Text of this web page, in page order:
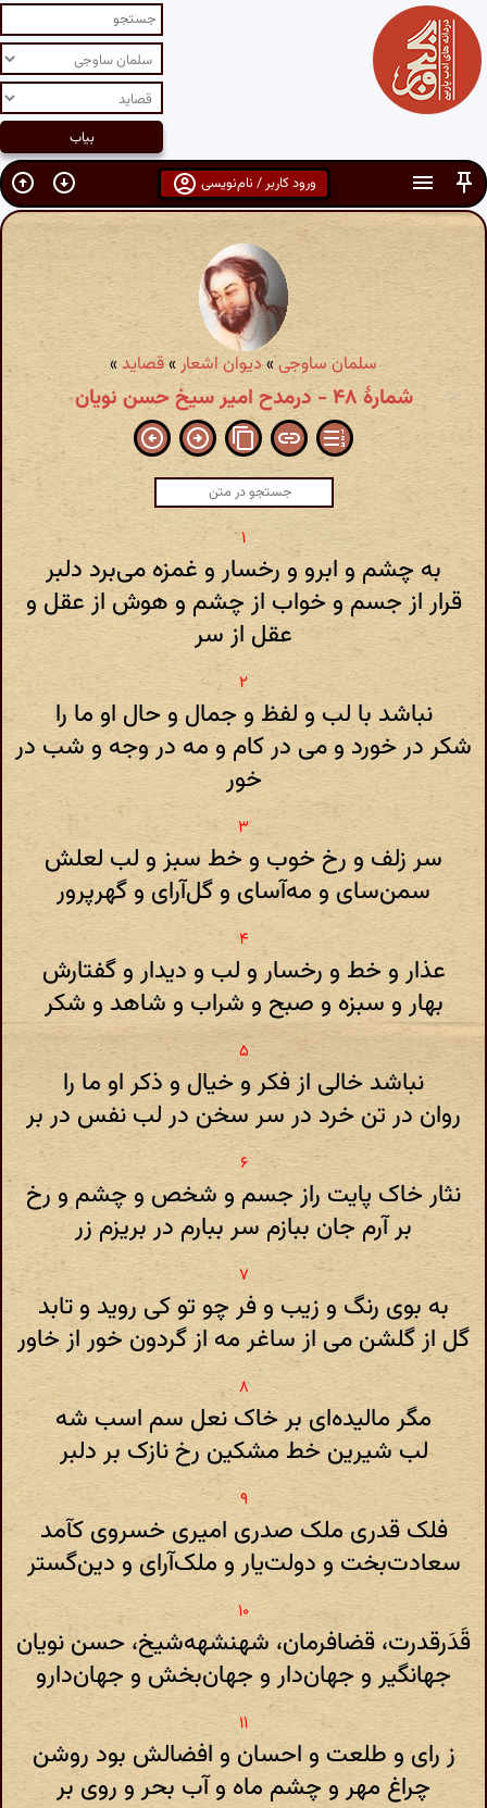
ورود کاربر / نام‌نویسی
سلمان ساوجی»دیوان اشعار»قصاید»
شمارهٔ ۴۸ - درمدح امیر سیخ حسن نویان
به چشم و ابرو و رخسار و غمزه می‌برد دلبر
قرار از جسم و خواب از چشم و هوش از عقل و
عقل از سر
نباشد با لب و لفظ و جمال و حال او ما را
شکر در خورد و می در کام و مه در وجه و شب در
خور
سر زلف و رخ خوب و خط سبز و لب لعلش
سمن‌سای و مه‌آسای و گل‌آرای و گهرپرور
عذار و خط و رخسار و لب و دیدار و گفتارش
بهار و سبزه و صبح و شراب و شاهد و شکر
نباشد خالی از فکر و خیال و ذکر او ما را
روان در تن خرد در سر سخن در لب نفس در بر
نثار خاک پایت راز جسم و شخص و چشم و رخ
بر آرم جان ببازم سر ببارم در بریزم زر
به بوی رنگ و زیب و فر چو تو کی روید و تابد
گل از گلشن می از ساغر مه از گردون خور از خاور
مگر مالیده‌ای بر خاک نعل سم اسب شه
لب شیرین خط مشکین رخ نازک بر دلبر
فلک قدری ملک صدری امیری خسروی کآمد
سعادت‌بخت و دولت‌یار و ملک‌آرای و دین‌گستر
قَدَرقدرت، قضافرمان، شهنشهه‌شیخ، حسن نویان
جهانگیر و جهان‌دار و جهان‌بخش و جهان‌دارو
ز رای و طلعت و احسان و افضالش بود روشن
چراغ مهر و چشم ماه و آب بحر و روی بر